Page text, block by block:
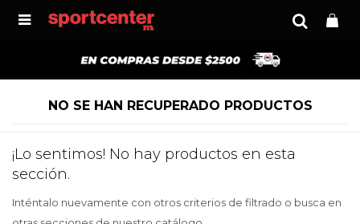

NO SE HAN RECUPERADO PRODUCTOS
¡Lo sentimos! No hay productos en esta
sección.
Inténtalo nuevamente con otros criterios de filtrado o busca en